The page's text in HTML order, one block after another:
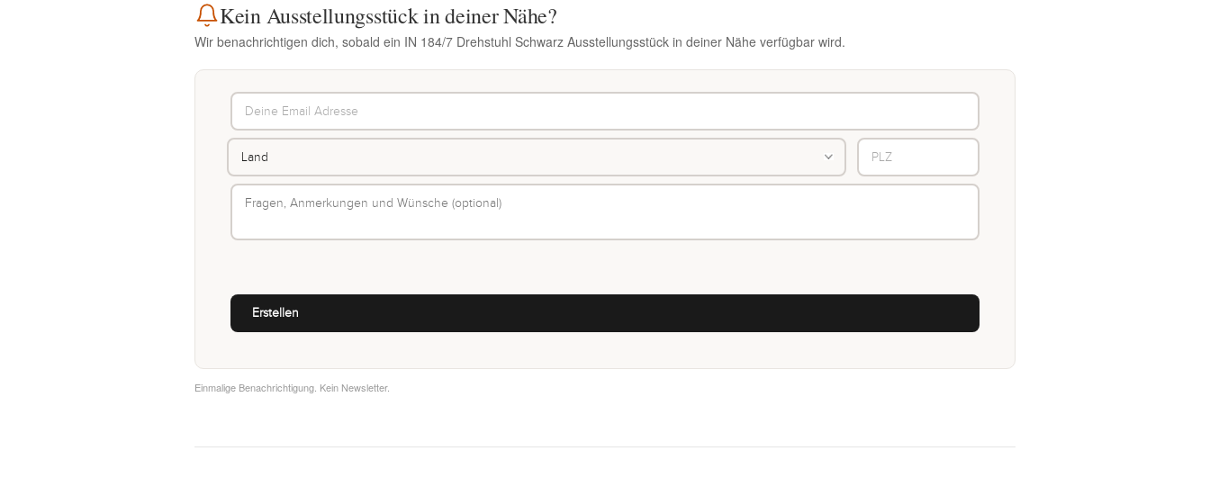
Kein Ausstellungsstück in deiner Nähe?
Wir benachrichtigen dich, sobald ein IN 184/7 Drehstuhl Schwarz Ausstellungsstück in deiner Nähe verfügbar wird.
Einmalige Benachrichtigung. Kein Newsletter.